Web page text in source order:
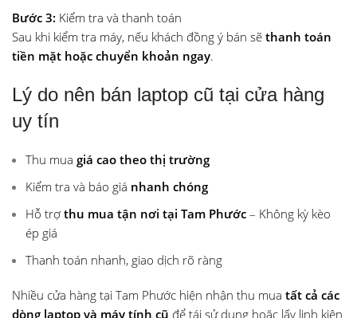
Bước 3: Kiểm tra và thanh toán
Sau khi kiểm tra máy, nếu khách đồng ý bán sẽ thanh toán
tiền mặt hoặc chuyển khoản ngay.
Lý do nên bán laptop cũ tại cửa hàng
uy tín
Thu mua giá cao theo thị trường
Kiểm tra và báo giá nhanh chóng
Hỗ trợ thu mua tận nơi tại Tam Phước – Không kỳ kèo
ép giá
Thanh toán nhanh, giao dịch rõ ràng
Nhiều cửa hàng tại Tam Phước hiện nhận thu mua tất cả các
dòng laptop và máy tính cũ để tái sử dụng hoặc lấy linh kiện